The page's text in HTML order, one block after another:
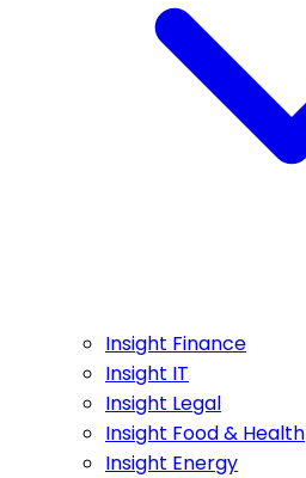
Insight Finance
Insight IT
Insight Legal
Insight Food & Health
Insight Energy